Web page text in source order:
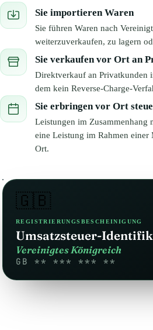
Sie importieren Waren
Sie führen Waren nach
weiterzuverkaufen, zu lagern
Sie verkaufen vor Ort an
Direktverkauf an Privatkunden
dem kein Reverse-Charge-
Sie erbringen vor Ort
Leistungen im Zusammenhang
eine Leistung im Rahmen einer
Ort.
🇬🇧
REGISTRIERUNGSBESCHEINIGUNG
Umsatzsteuer-
Vereinigtes Königreich
GB ** *** *** **